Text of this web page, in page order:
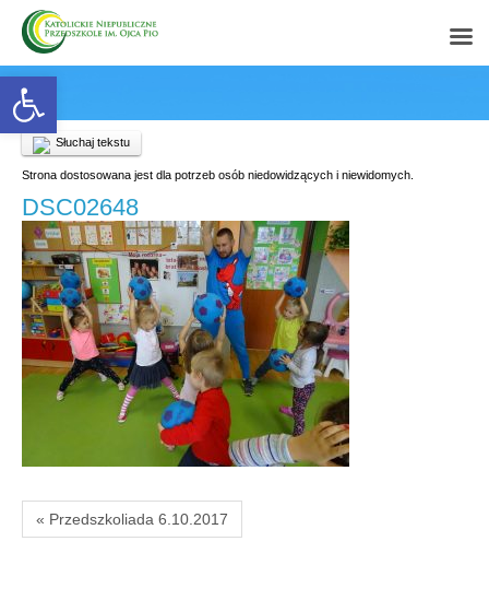
Open toolbar
Słuchaj tekstu
Strona dostosowana jest dla potrzeb osób niedowidzących i niewidomych.
DSC02648
« Przedszkoliada 6.10.2017